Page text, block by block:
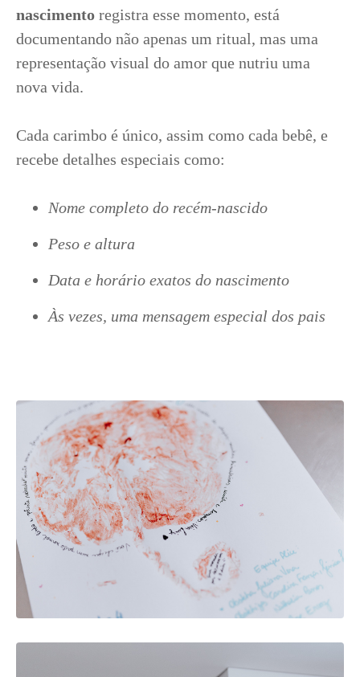
nascimento registra esse momento, está
documentando não apenas um ritual, mas uma
representação visual do amor que nutriu uma
nova vida.
Cada carimbo é único, assim como cada bebê, e
recebe detalhes especiais como:
Nome completo do recém-nascido
Peso e altura
Data e horário exatos do nascimento
Às vezes, uma mensagem especial dos pais